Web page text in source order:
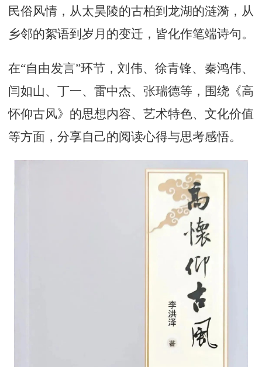
民俗风情，从太昊陵的古柏到龙湖的涟漪，从
乡邻的絮语到岁月的变迁，皆化作笔端诗句。
在“自由发言”环节，刘伟、徐青锋、秦鸿伟、
闫如山、丁一、雷中杰、张瑞德等，围绕《高
怀仰古风》的思想内容、艺术特色、文化价值
等方面，分享自己的阅读心得与思考感悟。